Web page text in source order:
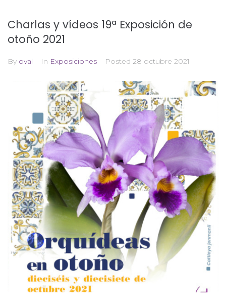
Charlas y vídeos 19ª Exposición de
otoño 2021
By oval In Exposiciones Posted 28 octubre 2021